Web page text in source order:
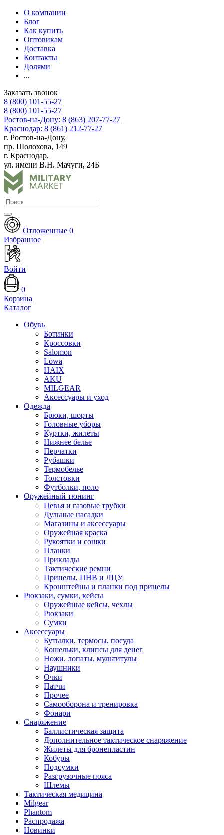
О компании
Блог
Как купить
Оптовикам
Доставка
Контакты
Долями
...
Заказать звонок
8 (800) 101-55-27
8 (800) 101-55-27
Ростов-на-Дону: 8 (863) 207-77-27
Краснодар: 8 (861) 212-77-27
г. Ростов-на-Дону,
пр. Шолохова, 149
г. Краснодар,
ул. имени В.Н. Мачуги, 24Б
Отложенные 0
Избранное
Войти
0
Корзина
Каталог
Обувь
Ботинки
Кроссовки
Salomon
Lowa
HAIX
AKU
MILGEAR
Аксессуары и уход
Одежда
Брюки, шорты
Головные уборы
Куртки, жилеты
Нижнее белье
Перчатки
Рубашки
Термобелье
Толстовки
Футболки, поло
Оружейный тюнинг
Цевья и газовые трубки
Дульные насадки
Магазины и аксессуары
Оружейная краска
Рукоятки и сошки
Планки
Приклады
Тактические ремни
Прицелы, ПНВ и ЛЦУ
Кронштейны и планки под прицелы
Рюкзаки, сумки, кейсы
Оружейные кейсы, чехлы
Рюкзаки
Сумки
Аксессуары
Бутылки, термосы, посуда
Кошельки, клипсы для денег
Ножи, лопаты, мультитулы
Наушники
Очки
Патчи
Прочее
Самооборона и тренировка
Фонари
Снаряжение
Баллистическая защита
Дополнительное тактическое снаряжение
Жилеты для бронепластин
Кобуры
Подсумки
Разгрузочные пояса
Шлемы
Тактическая медицина
Milgear
Phantom
Распродажа
Новинки